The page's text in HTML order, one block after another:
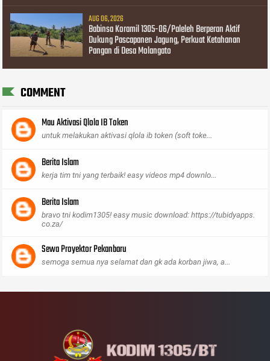
AUG 06, 2026
Babinsa Koramil 1305-06/Paleleh Berperan Aktif
Dukung Pascapanen Jagung, Perkuat Ketahanan
Pangan di Desa Molangato
COMMENT
Mau Aktivasi Qlola IB Token
untuk melakukan aktivasi qlola ib token (soft toke...
Berita Islam
kerja tim tni yang terbaik! easy videos mp4 downlo...
Berita Islam
bravo tni kodim1305! easy music download: https://tubidyapps.
co.za/
Sewa Proyektor Pekanbaru
semoga semua nya selamat dan gk ada korban jiwa, a...